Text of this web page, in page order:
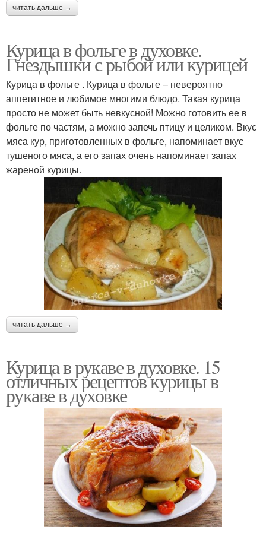
читать дальше →
Курица в фольге в духовке.
Гнездышки с рыбой или курицей
Курица в фольге . Курица в фольге – невероятно
аппетитное и любимое многими блюдо. Такая курица
просто не может быть невкусной! Можно готовить ее в
фольге по частям, а можно запечь птицу и целиком. Вкус
мяса кур, приготовленных в фольге, напоминает вкус
тушеного мяса, а его запах очень напоминает запах
жареной курицы.
читать дальше →
Курица в рукаве в духовке. 15
отличных рецептов курицы в
рукаве в духовке